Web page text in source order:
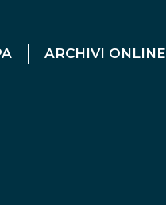
ARCHIVI ONLINE